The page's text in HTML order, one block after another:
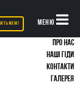
МЕНІ! МЕНЮ
ПРО НАС
НАШІ ГІДИ
КОНТАКТИ
ГАЛЕРЕЯ